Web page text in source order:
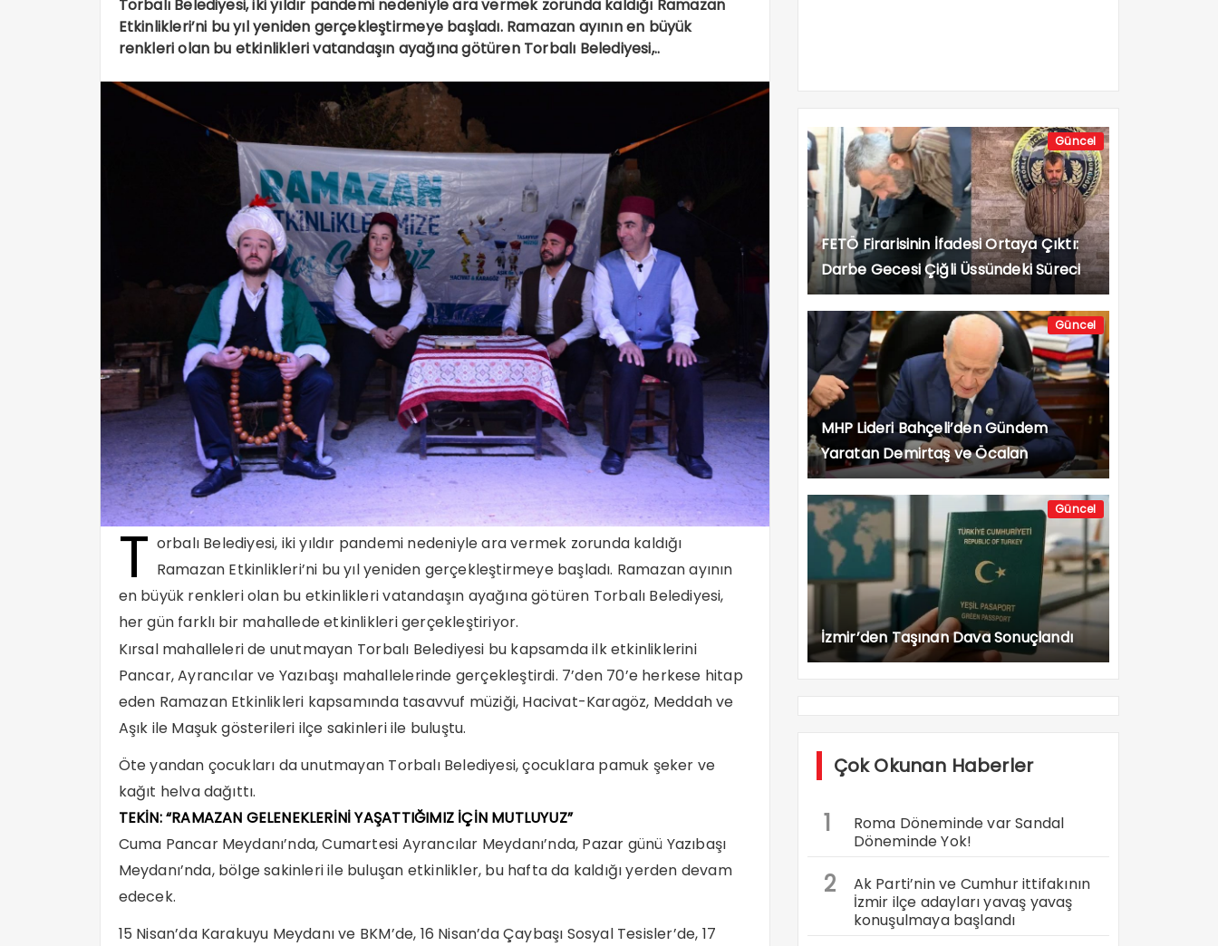
Torbalı Belediyesi, iki yıldır pandemi nedeniyle ara vermek zorunda kaldığı Ramazan
Etkinlikleri’ni bu yıl yeniden gerçekleştirmeye başladı. Ramazan ayının en büyük
renkleri olan bu etkinlikleri vatandaşın ayağına götüren Torbalı Belediyesi,..
T orbalı Belediyesi, iki yıldır pandemi nedeniyle ara vermek zorunda kaldığı
Ramazan Etkinlikleri’ni bu yıl yeniden gerçekleştirmeye başladı. Ramazan ayının
en büyük renkleri olan bu etkinlikleri vatandaşın ayağına götüren Torbalı Belediyesi,
her gün farklı bir mahallede etkinlikleri gerçekleştiriyor.
Kırsal mahalleleri de unutmayan Torbalı Belediyesi bu kapsamda ilk etkinliklerini
Pancar, Ayrancılar ve Yazıbaşı mahallelerinde gerçekleştirdi. 7’den 70’e herkese hitap
eden Ramazan Etkinlikleri kapsamında tasavvuf müziği, Hacivat-Karagöz, Meddah ve
Aşık ile Maşuk gösterileri ilçe sakinleri ile buluştu.
Öte yandan çocukları da unutmayan Torbalı Belediyesi, çocuklara pamuk şeker ve
kağıt helva dağıttı.
TEKİN: “RAMAZAN GELENEKLERİNİ YAŞATTIĞIMIZ İÇİN MUTLUYUZ”
Cuma Pancar Meydanı’nda, Cumartesi Ayrancılar Meydanı’nda, Pazar günü Yazıbaşı
Meydanı’nda, bölge sakinleri ile buluşan etkinlikler, bu hafta da kaldığı yerden devam
edecek.
15 Nisan’da Karakuyu Meydanı ve BKM’de, 16 Nisan’da Çaybaşı Sosyal Tesisler’de, 17
Güncel
FETÖ Firarisinin İfadesi Ortaya Çıktı:
Darbe Gecesi Çiğli Üssündeki Süreci
Anlattı
Güncel
MHP Lideri Bahçeli’den Gündem
Yaratan Demirtaş ve Öcalan
Açıklaması
Güncel
İzmir’den Taşınan Dava Sonuçlandı
Çok Okunan Haberler
1
Roma Döneminde var Sandal
Döneminde Yok!
2
Ak Parti’nin ve Cumhur ittifakının
İzmir ilçe adayları yavaş yavaş
konuşulmaya başlandı